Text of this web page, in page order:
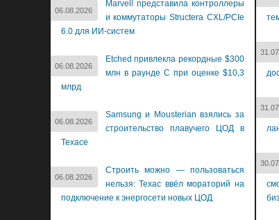
06.08.2026
Marvell представила контроллеры
и коммутаторы Structera CXL/PCIe
6.0 для ИИ-систем
06.08.2026
Etched привлекла рекордные $300
млн в раунде C при оценке $10,3
млрд
06.08.2026
Samsung и Mousterian взялись за
строительство плавучего ЦОД в
Техасе
06.08.2026
Строить можно — пользоваться
нельзя: Техас ввёл мораторий на
подключение к энергосети новых ЦОД